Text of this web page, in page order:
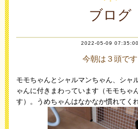
ブログ
2022-05-09 07:35:00
今朝は３頭です
モモちゃんとシャルマンちゃん、シャ
ゃんに付きまわっています（モモちゃ
す）。うめちゃんはなかなか慣れてく